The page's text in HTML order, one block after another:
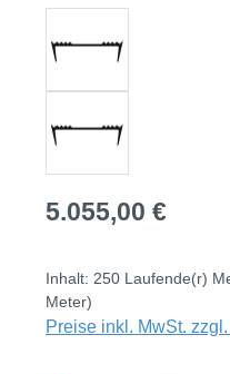
Regulärer Preis:
5.055,00 €
Inhalt: 250 Laufende(r)
Meter)
Preise inkl. MwSt.